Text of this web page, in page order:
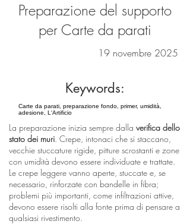
Preparazione del supporto
per Carte da parati
19 novembre 2025
Keywords:
Carte da parati, preparazione fondo, primer, umidità,
adesione, L'Artificio
La preparazione inizia sempre dalla verifica dello
stato dei muri. Crepe, intonaci che si staccano,
vecchie stuccature rigide, pitture scrostanti e zone
con umidità devono essere individuate e trattate.
Le crepe leggere vanno aperte, stuccate e, se
necessario, rinforzate con bandelle in fibra;
problemi più importanti, come infiltrazioni attive,
devono essere risolti alla fonte prima di pensare a
qualsiasi rivestimento.